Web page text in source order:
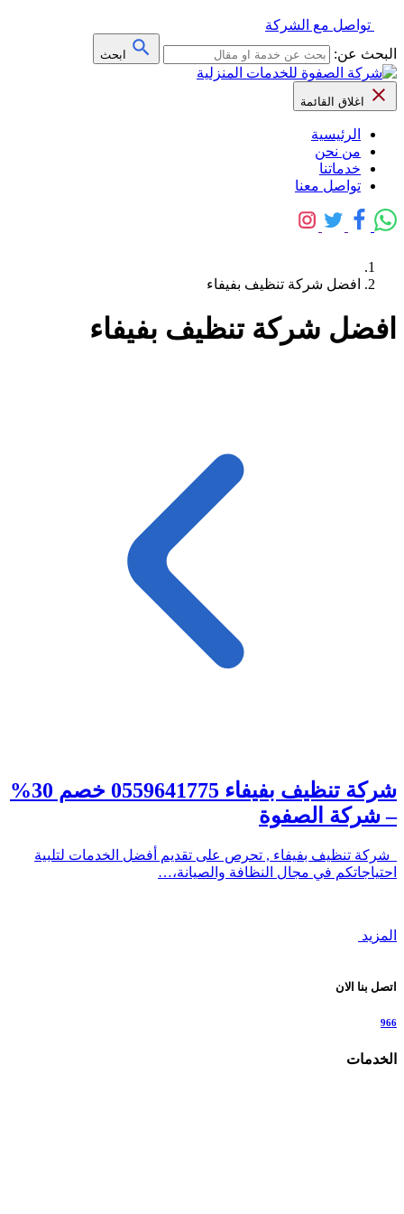
تواصل مع الشركة
البحث عن:
ابحث
اغلاق القائمة
الرئيسية
من نحن
خدماتنا
تواصل معنا
افضل شركة تنظيف بفيفاء
افضل شركة تنظيف بفيفاء
شركة تنظيف بفيفاء 0559641775 خصم 30%
– شركة الصفوة
شركة تنظيف بفيفاء , تحرص على تقديم أفضل الخدمات لتلبية
احتياجاتكم في مجال النظافة والصيانة،…
المزيد
اتصل بنا الان
966
الخدمات